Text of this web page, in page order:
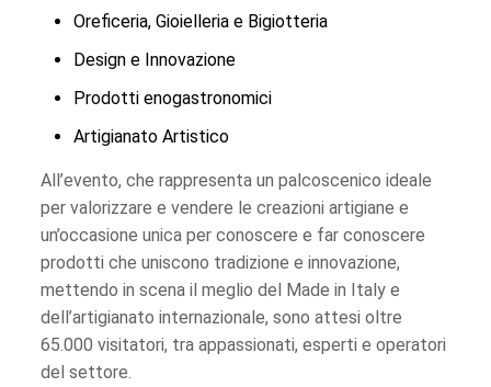
Oreficeria, Gioielleria e Bigiotteria
Design e Innovazione
Prodotti enogastronomici
Artigianato Artistico
All’evento, che rappresenta un palcoscenico ideale
per valorizzare e vendere le creazioni artigiane e
un’occasione unica per conoscere e far conoscere
prodotti che uniscono tradizione e innovazione,
mettendo in scena il meglio del Made in Italy e
dell’artigianato internazionale, sono attesi oltre
65.000 visitatori, tra appassionati, esperti e operatori
del settore.